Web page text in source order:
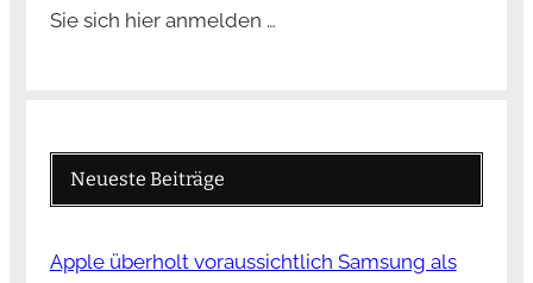
Sie sich hier anmelden …
Neueste Beiträge
Apple überholt voraussichtlich Samsung als